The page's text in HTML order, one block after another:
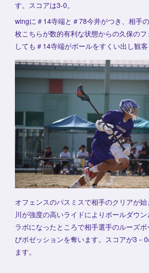
す。スコアは3-0。
wingに＃14寺端と＃78今井がつき、相手
枚こちらが数的有利な状態からの久保の
しても＃14寺端がボールをすくい出し観客
オフェンスのパスミスで相手のクリアが
川が強度の高いライドによりボールダウ
ラボになったところで相手選手のルーズ
びポゼッションを奪います。スコアが3－
ます。